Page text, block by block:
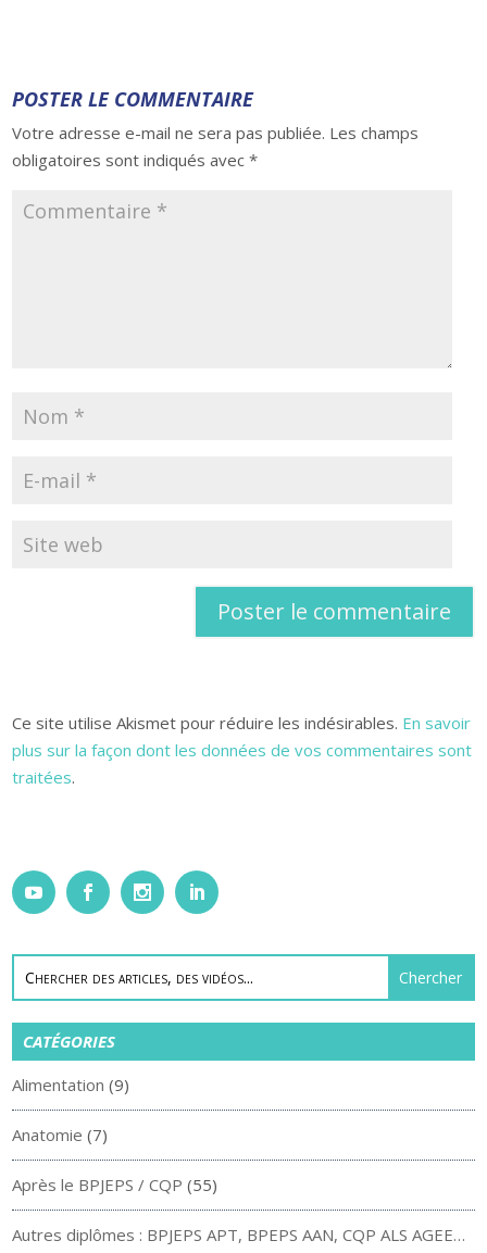
POSTER LE COMMENTAIRE
Votre adresse e-mail ne sera pas publiée. Les champs
obligatoires sont indiqués avec*
Ce site utilise Akismet pour réduire les indésirables. En savoir
plus sur la façon dont les données de vos commentaires sont
traitées.
CATÉGORIES
Alimentation (9)
Anatomie (7)
Après le BPJEPS / CQP (55)
Autres diplômes : BPJEPS APT, BPEPS AAN, CQP ALS AGEE…